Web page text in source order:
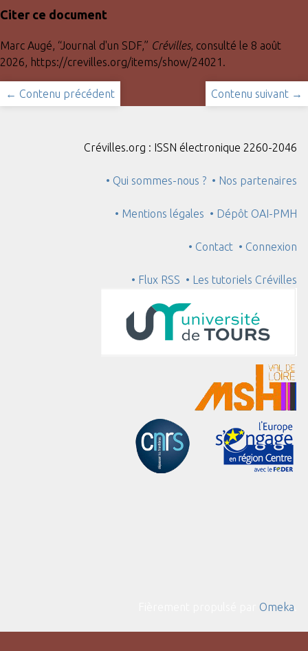
Citer ce document
Marc Augé, “Journal d'un SDF,” Crévilles, consulté le 8 août
2026, https://crevilles.org/items/show/24021 .
← Contenu précédent Contenu suivant →
Crévilles.org : ISSN électronique 2260-2046
• Qui sommes-nous ? • Nos partenaires
• Mentions légales • Dépôt OAI-PMH
• Contact • Connexion
• Flux RSS • Les tutoriels Crévilles
Omeka